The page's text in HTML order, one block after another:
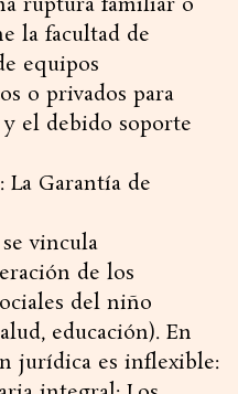
la facultad de
equipos
o privados para
el debido soporte
Garantía de
vincula
de los
del niño
educación). En
jurídica es inflexible: